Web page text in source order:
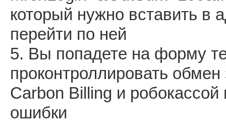
который нужно вставить в
перейти по ней
5. Вы попадете на форму
проконтроллировать
Carbon Billing и
ошибки